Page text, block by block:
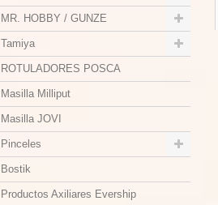
MR. HOBBY / GUNZE
Tamiya
ROTULADORES POSCA
Masilla Milliput
Masilla JOVI
Pinceles
Bostik
Productos Axiliares Evership